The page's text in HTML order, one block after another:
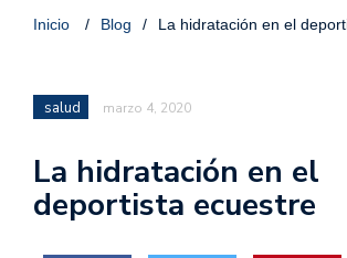
Inicio / Blog / La hidratación en el
salud marzo 4, 2020
La hidratación en el
deportista ecuestre